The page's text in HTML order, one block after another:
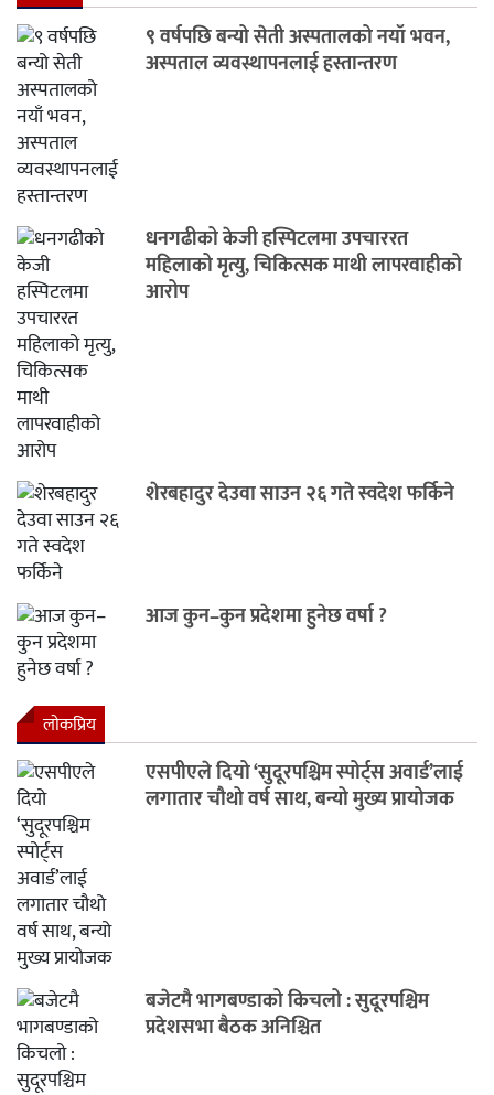
९ वर्षपछि बन्यो सेती अस्पतालको नयाँ भवन,
अस्पताल व्यवस्थापनलाई हस्तान्तरण
धनगढीको केजी हस्पिटलमा उपचाररत
महिलाको मृत्यु, चिकित्सक माथी लापरवाहीको
आरोप
शेरबहादुर देउवा साउन २६ गते स्वदेश फर्किने
आज कुन–कुन प्रदेशमा हुनेछ वर्षा ?
लाेकप्रिय
एसपीएले दियो ‘सुदूरपश्चिम स्पोर्ट्स अवार्ड’लाई
लगातार चौथो वर्ष साथ, बन्यो मुख्य प्रायोजक
बजेटमै भागबण्डाको किचलो : सुदूरपश्चिम
प्रदेशसभा बैठक अनिश्चित